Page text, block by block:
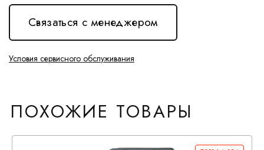
Связаться с менеджером
Условия сервисного обслуживания
ПОХОЖИЕ ТОВАРЫ